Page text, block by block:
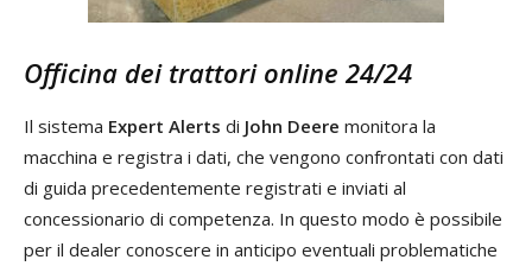
Officina dei trattori online 24/24
Il sistema Expert Alerts di John Deere monitora la
macchina e registra i dati, che vengono confrontati con dati
di guida precedentemente registrati e inviati al
concessionario di competenza. In questo modo è possibile
per il dealer conoscere in anticipo eventuali problematiche